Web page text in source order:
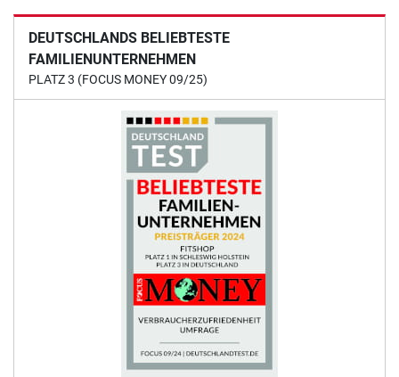
DEUTSCHLANDS BELIEBTESTE
FAMILIENUNTERNEHMEN
PLATZ 3 (FOCUS MONEY 09/25)